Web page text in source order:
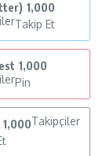
1,000
Takip Et
1,000
Pin
1,000Takipçiler